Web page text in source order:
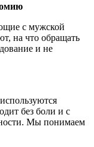
с мужской
на что обращать
и не
без боли и с
Мы понимаем